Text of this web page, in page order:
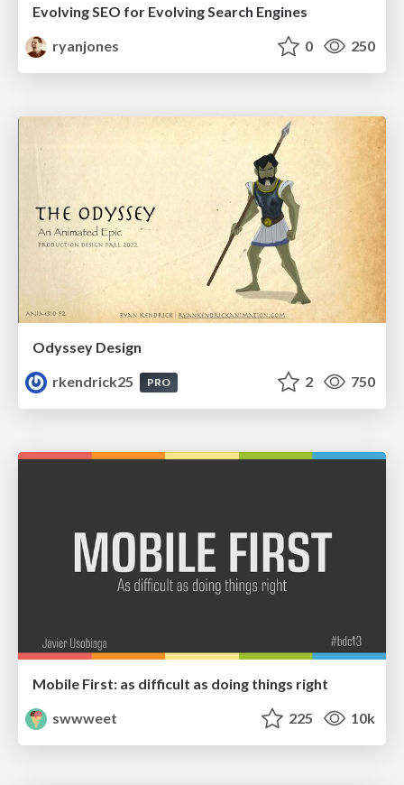
Evolving SEO for Evolving Search Engines
ryanjones
0 250
Odyssey Design
rkendrick25
PRO 2 750
Mobile First: as difficult as doing things right
swwweet
225 10k